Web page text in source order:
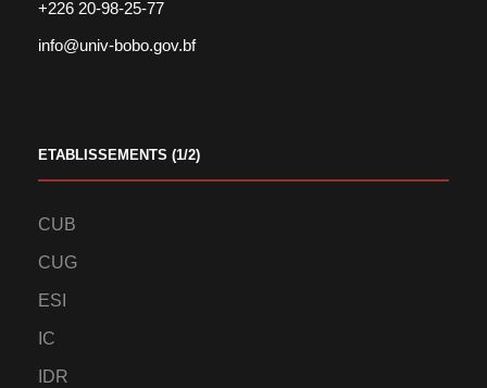
+226 20-98-25-77
info@univ-bobo.gov.bf
ETABLISSEMENTS (1/2)
CUB
CUG
ESI
IC
IDR